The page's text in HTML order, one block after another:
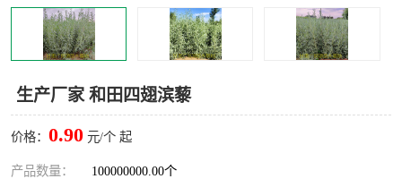
生产厂家 和田四翅滨藜
价格： 0.90 元/个 起
产品数量： 100000000.00个